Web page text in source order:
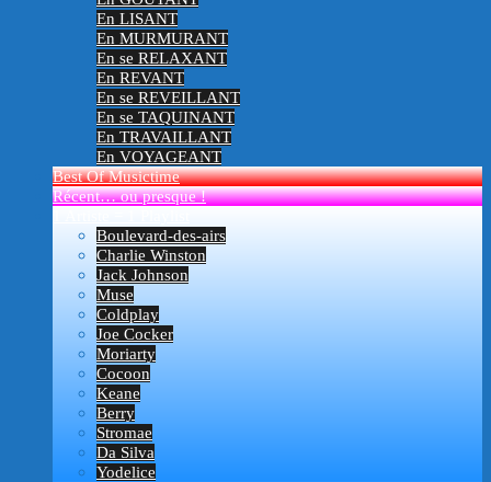
En LISANT
En MURMURANT
En se RELAXANT
En REVANT
En se REVEILLANT
En se TAQUINANT
En TRAVAILLANT
En VOYAGEANT
Best Of Musictime
Récent… ou presque !
Boulevard-des-airs
Charlie Winston
Jack Johnson
Muse
Coldplay
Joe Cocker
Moriarty
Cocoon
Keane
Berry
Stromae
Da Silva
Yodelice